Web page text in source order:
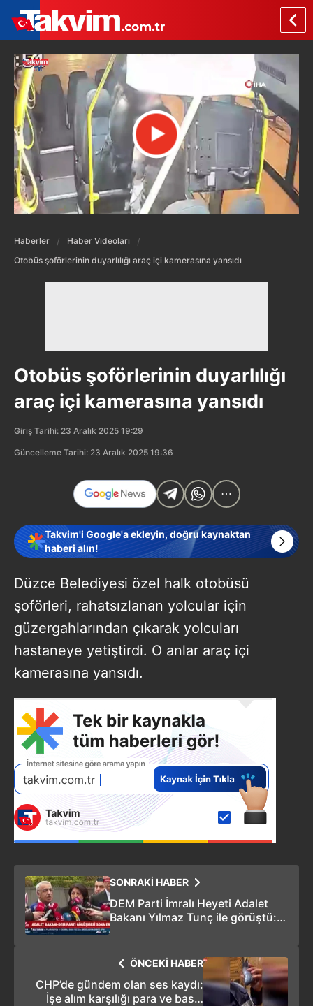
Haberler
Haber Videoları
Otobüs şoförlerinin duyarlılığı araç içi kamerasına yansıdı
Otobüs şoförlerinin duyarlılığı
araç içi kamerasına yansıdı
Giriş Tarihi: 23 Aralık 2025 19:29
Güncelleme Tarihi: 23 Aralık 2025 19:36
Takvim'i Google'a ekleyin, doğru kaynaktan
haberi alın!
Düzce Belediyesi özel halk otobüsü
şoförleri, rahatsızlanan yolcular için
güzergahlarından çıkarak yolcuları
hastaneye yetiştirdi. O anlar araç içi
kamerasına yansıdı.
SONRAKİ HABER
DEM Parti İmralı Heyeti Adalet
Bakanı Yılmaz Tunç ile görüştü:
ÖNCEKİ HABER
CHP’de gündem olan ses kaydı:
İşe alım karşılığı para ve baskı